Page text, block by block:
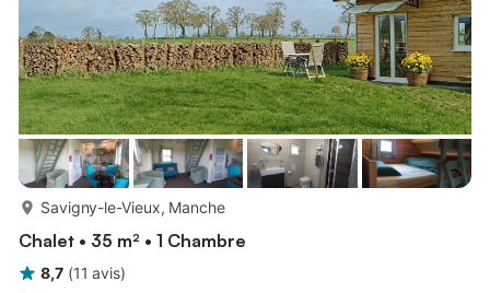
Savigny-le-Vieux, Manche
Chalet • 35 m² • 1 Chambre
8,7 (11 avis)